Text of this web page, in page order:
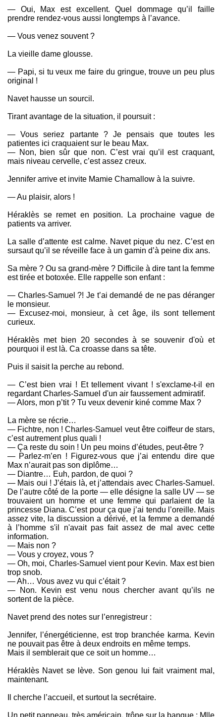
— Oui, Max est excellent. Quel dommage qu’il faille
prendre rendez-vous aussi longtemps à l’avance.
— Vous venez souvent ?
La vieille dame glousse.
— Papi, si tu veux me faire du gringue, trouve un peu plus
original !
Navet hausse un sourcil.
Tirant avantage de la situation, il poursuit :
— Vous seriez partante ? Je pensais que toutes les
patientes ici craquaient sur le beau Max.
— Non, bien sûr que non. C’est vrai qu’il est craquant,
mais niveau cervelle, c’est assez creux.
Jennifer arrive et invite Mamie Chamallow à la suivre.
— Au plaisir, alors !
Héraklès se remet en position. La prochaine vague de
patients va arriver.
La salle d’attente est calme. Navet pique du nez. C’est en
sursaut qu’il se réveille face à un gamin d’à peine dix ans.
Sa mère ? Ou sa grand-mère ? Difficile à dire tant la femme
est tirée et botoxée. Elle rappelle son enfant :
— Charles-Samuel ?! Je t’ai demandé de ne pas déranger
le monsieur.
— Excusez-moi, monsieur, à cet âge, ils sont tellement
curieux.
Héraklès met bien 20 secondes à se souvenir d'où et
pourquoi il est là. Ca croasse dans sa tête.
Puis il saisit la perche au rebond.
— C’est bien vrai ! Et tellement vivant ! s'exclame-t-il en
regardant Charles-Samuel d'un air faussement admiratif.
— Alors, mon p’tit ? Tu veux devenir kiné comme Max ?
La mère se récrie…
— Fichtre, non ! Charles-Samuel veut être coiffeur de stars,
c’est autrement plus quali !
— Ça reste du soin ! Un peu moins d’études, peut-être ?
— Parlez-m’en ! Figurez-vous que j’ai entendu dire que
Max n’aurait pas son diplôme…
— Diantre… Euh, pardon, de quoi ?
— Mais oui ! J’étais là, et j’attendais avec Charles-Samuel.
De l’autre côté de la porte — elle désigne la salle UV — se
trouvaient un homme et une femme qui parlaient de la
princesse Diana. C’est pour ça que j’ai tendu l’oreille. Mais
assez vite, la discussion a dérivé, et la femme a demandé
à l’homme s'il n'avait pas fait assez de mal avec cette
information.
— Mais non ?
— Vous y croyez, vous ?
— Oh, moi, Charles-Samuel vient pour Kevin. Max est bien
trop snob.
— Ah… Vous avez vu qui c’était ?
— Non. Kevin est venu nous chercher avant qu’ils ne
sortent de la pièce.
Navet prend des notes sur l’enregistreur :
Jennifer, l’énergéticienne, est trop branchée karma. Kevin
ne pouvait pas être à deux endroits en même temps.
Mais il semblerait que ce soit un homme…
Héraklès Navet se lève. Son genou lui fait vraiment mal,
maintenant.
Il cherche l’accueil, et surtout la secrétaire.